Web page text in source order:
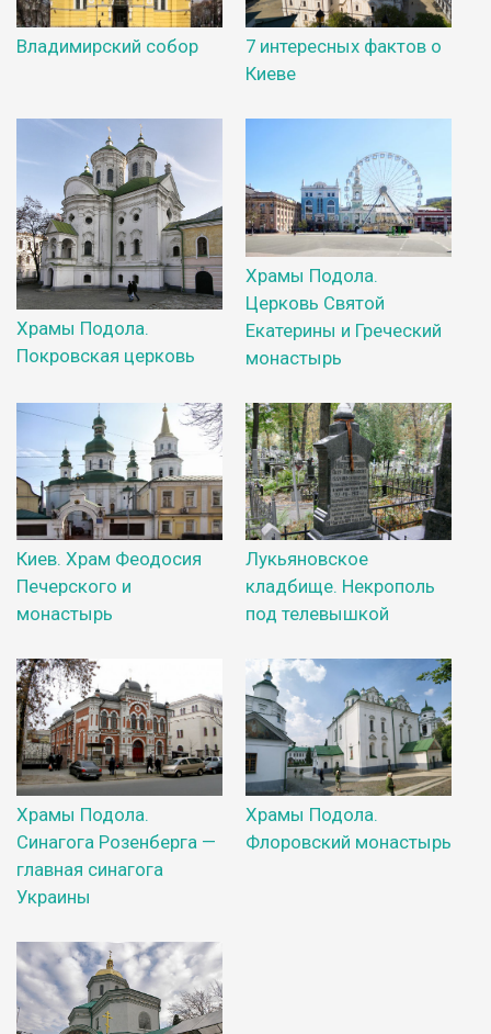
Владимирский собор
7 интересных фактов о
Киеве
Храмы Подола.
Покровская церковь
Храмы Подола.
Церковь Святой
Екатерины и Греческий
монастырь
Киев. Храм Феодосия
Печерского и
монастырь
Лукьяновское
кладбище. Некрополь
под телевышкой
Храмы Подола.
Синагога Розенберга —
главная синагога
Украины
Храмы Подола.
Флоровский монастырь